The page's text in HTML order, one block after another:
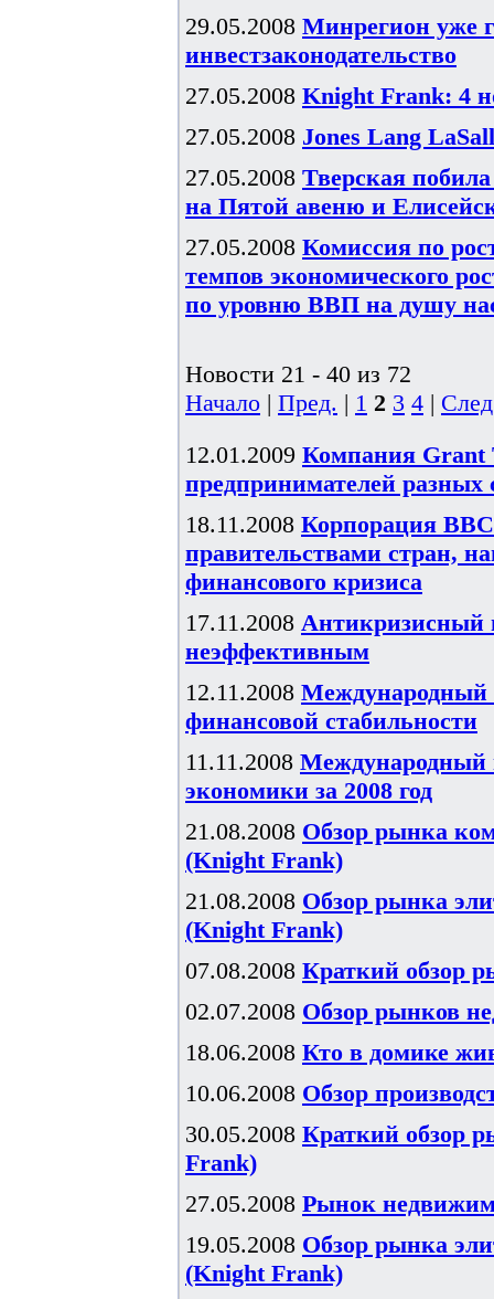
29.05.2008 Минрегион уже
инвестзаконодательство
27.05.2008 Knight Frank: 4
27.05.2008 Jones Lang
27.05.2008 Тверская
на Пятой авеню и
27.05.2008 Комиссия по
темпов экономического
по уровню ВВП на душу
Новости 21 - 40 из 72
Начало | Пред. | 1 2 3 4 |
12.01.2009 Компания Grant
предпринимателей разных
18.11.2008 Корпорация
правительствами стран,
финансового кризиса
17.11.2008 Антикризисный
неэффективным
12.11.2008 Международный
финансовой стабильности
11.11.2008 Международный
экономики за 2008 год
21.08.2008 Обзор рынка
(Knight Frank)
21.08.2008 Обзор рынка
(Knight Frank)
07.08.2008 Краткий обзор
02.07.2008 Обзор рынков
18.06.2008 Кто в домике
10.06.2008 Обзор
30.05.2008 Краткий обзор
Frank)
27.05.2008 Рынок
19.05.2008 Обзор рынка
(Knight Frank)